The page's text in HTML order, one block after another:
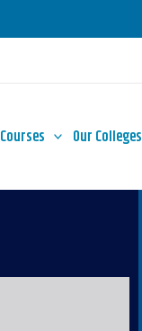
Courses Our Colleges